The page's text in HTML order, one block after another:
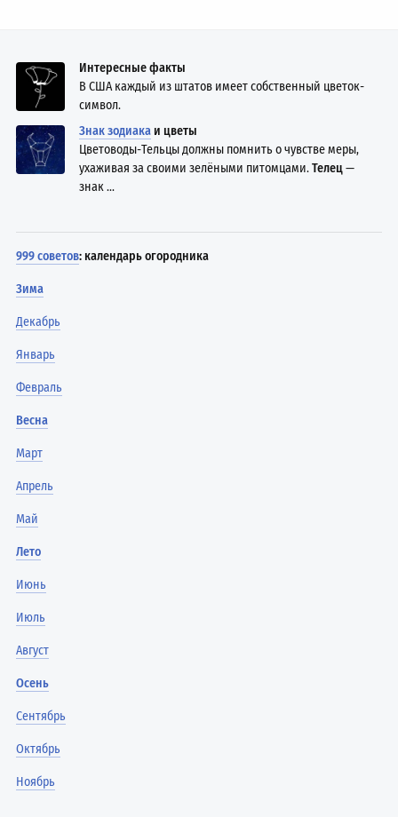
Интересные факты
В США каждый из штатов имеет собственный цветок-
символ.
Знак зодиака и цветы
Цветоводы-Тельцы должны помнить о чувстве меры,
ухаживая за своими зелёными питомцами.Телец—
знак ...
999 советов: календарь огородника
Зима
Декабрь
Январь
Февраль
Весна
Март
Апрель
Май
Лето
Июнь
Июль
Август
Осень
Сентябрь
Октябрь
Ноябрь